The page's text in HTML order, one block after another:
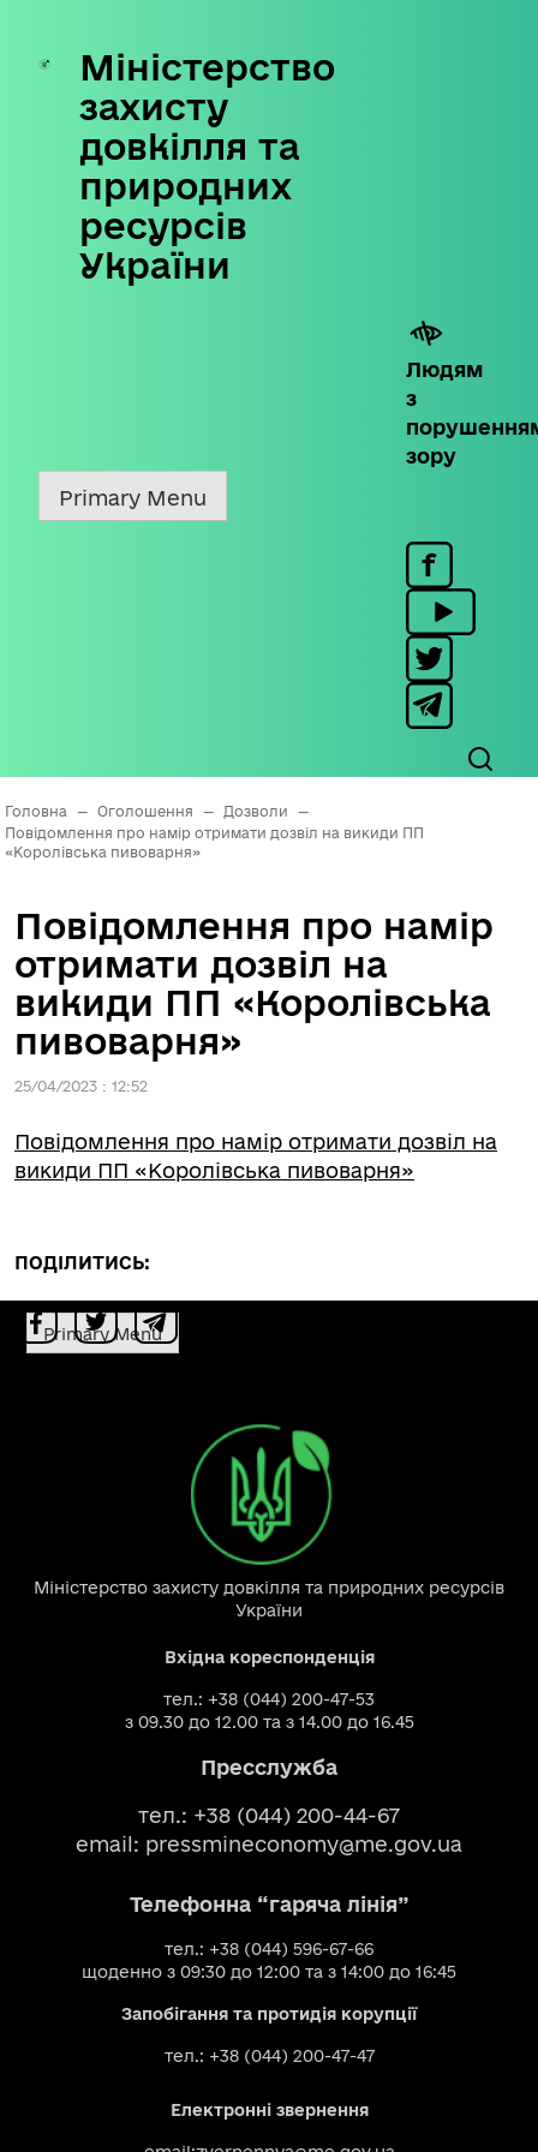
Skip
content
Міністерство
захисту
довкілля та
природних
ресурсів
України
Людям
з
зору
Primary Menu
Головна — Оголошення — Дозволи
—
Повідомлення про намір отримати дозвіл на викиди ПП
«Королівська пивоварня»
Повідомлення про намір
отримати дозвіл на
викиди ПП «Королівська
пивоварня»
25/04/2023 : 12:52
Повідомлення про намір отримати дозвіл на
викиди ПП «Королівська пивоварня»
ПОДІЛИТИСЬ:
Primary Menu
Міністерство захисту довкілля та природних ресурсів
України
Вхідна кореспонденція
тел.: +38 (044) 200-47-53
з 09.30 до 12.00 та з 14.00 до 16.45
Пресслужба
тел.: +38 (044) 200-44-67
email: pressmineconomy@me.gov.ua
Телефонна “гаряча лінія”
тел.: +38 (044) 596-67-66
щоденно з 09:30 до 12:00 та з 14:00 до 16:45
Запобігання та протидія корупції
тел.: +38 (044) 200-47-47
Електронні звернення